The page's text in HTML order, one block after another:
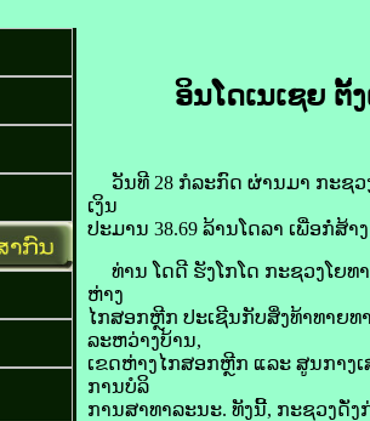
ອິນ​ໂດ​ເນ​ເຊຍ ຕັ້
ວັນ​ທີ 28 ກໍລະກົດ ຜ່ານ​ມາ​ ກະຊວ
ເງິນ
ປະມານ 38.69 ລ້ານ​ໂດ​ລາ ເພື່ອ​ກໍ່ສ້າ
ທ່ານ ໂດ​ດີ ຮັງ​ໂກ​ໂດ ກະຊວງ​ໂຍທ
ຫ່າງ​
ໄກ​ສອກຫຼີກ ປະ​ເຊີນ​ກັບ​ສິ່ງ​ທ້າ​ທາຍ​ທ
ລະຫວ່າງ​ບ້ານ,
ເຂດ​ຫ່າງ​ໄກ​ສອກຫຼີກ ແລະ ສູນ​ກາງ​
ການ​ບໍລິ
ການ​ສາທາລະນະ. ທັງ​ນີ້, ກະຊວງ​ດັ່ງ